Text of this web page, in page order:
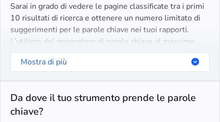
Sarai in grado di vedere le pagine classificate tra i primi
10 risultati di ricerca e ottenere un numero limitato di
suggerimenti per le parole chiave nei tuoi rapporti.
L’utilizzo del generatore di parole chiave al massimo
delle sue capacità richiede la registrazione per una prova
gratuita della durata di 14 giorni.
Mostra di più
Da dove il tuo strumento prende le parole
chiave?